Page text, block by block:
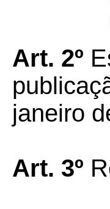
Art. 2º
janeiro
Art. 3º